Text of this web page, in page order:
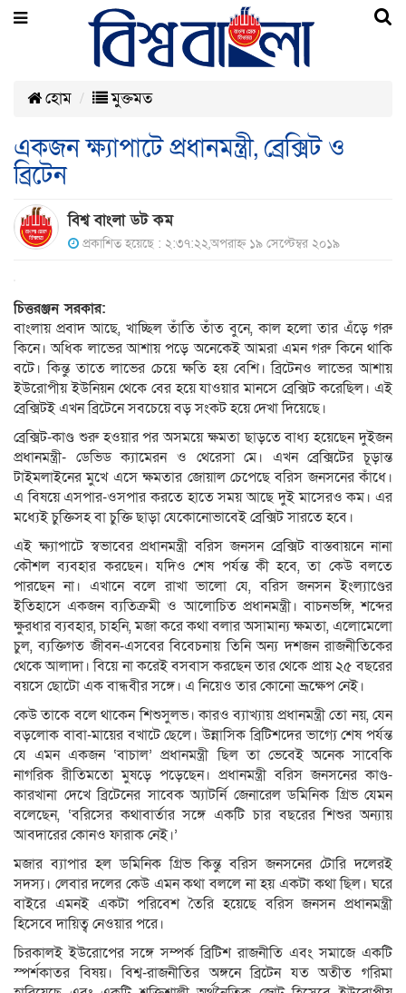
হোম মুক্তমত
একজন ক্ষ্যাপাটে প্রধানমন্ত্রী, ব্রেক্সিট ও
ব্রিটেন
বিশ্ব বাংলা ডট কম
প্রকাশিত হয়েছে : ২:৩৭:২২,অপরাহ্ন ১৯ সেপ্টেম্বর ২০১৯
চিত্তরঞ্জন সরকার:
বাংলায় প্রবাদ আছে, খাচ্ছিল তাঁতি তাঁত বুনে, কাল হলো তার এঁড়ে গরু
কিনে। অধিক লাভের আশায় পড়ে অনেকেই আমরা এমন গরু কিনে থাকি
বটে। কিন্তু তাতে লাভের চেয়ে ক্ষতি হয় বেশি। ব্রিটেনও লাভের আশায়
ইউরোপীয় ইউনিয়ন থেকে বের হয়ে যাওয়ার মানসে ব্রেক্সিট করেছিল। এই
ব্রেক্সিটই এখন ব্রিটেনে সবচেয়ে বড় সংকট হয়ে দেখা দিয়েছে।
ব্রেক্সিট-কাণ্ড শুরু হওয়ার পর অসময়ে ক্ষমতা ছাড়তে বাধ্য হয়েছেন দুইজন
প্রধানমন্ত্রী- ডেভিড ক্যামেরন ও থেরেসা মে। এখন ব্রেক্সিটের চূড়ান্ত
টাইমলাইনের মুখে এসে ক্ষমতার জোয়াল চেপেছে বরিস জনসনের কাঁধে।
এ বিষয়ে এসপার-ওসপার করতে হাতে সময় আছে দুই মাসেরও কম। এর
মধ্যেই চুক্তিসহ বা চুক্তি ছাড়া যেকোনোভাবেই ব্রেক্সিট সারতে হবে।
এই ক্ষ্যাপাটে স্বভাবের প্রধানমন্ত্রী বরিস জনসন ব্রেক্সিট বাস্তবায়নে নানা
কৌশল ব্যবহার করছেন। যদিও শেষ পর্যন্ত কী হবে, তা কেউ বলতে
পারছেন না। এখানে বলে রাখা ভালো যে, বরিস জনসন ইংল্যাণ্ডের
ইতিহাসে একজন ব্যতিক্রমী ও আলোচিত প্রধানমন্ত্রী। বাচনভঙ্গি, শব্দের
ক্ষুরধার ব্যবহার, চাহনি, মজা করে কথা বলার অসামান্য ক্ষমতা, এলোমেলো
চুল, ব্যক্তিগত জীবন-এসবের বিবেচনায় তিনি অন্য দশজন রাজনীতিকের
থেকে আলাদা। বিয়ে না করেই বসবাস করছেন তার থেকে প্রায় ২৫ বছরের
বয়সে ছোটো এক বান্ধবীর সঙ্গে। এ নিয়েও তার কোনো ভ্রূক্ষেপ নেই।
কেউ তাকে বলে থাকেন শিশুসুলভ। কারও ব্যাখ্যায় প্রধানমন্ত্রী তো নয়, যেন
বড়লোক বাবা-মায়ের বখাটে ছেলে। উন্নাসিক ব্রিটিশদের ভাগ্যে শেষ পর্যন্ত
যে এমন একজন ‘বাচাল’ প্রধানমন্ত্রী ছিল তা ভেবেই অনেক সাবেকি
নাগরিক রীতিমতো মুষড়ে পড়েছেন। প্রধানমন্ত্রী বরিস জনসনের কাণ্ড-
কারখানা দেখে ব্রিটেনের সাবেক অ্যাটর্নি জেনারেল ডমিনিক গ্রিভ যেমন
বলেছেন, ‘বরিসের কথাবার্তার সঙ্গে একটি চার বছরের শিশুর অন্যায়
আবদারের কোনও ফারাক নেই।’
মজার ব্যাপার হল ডমিনিক গ্রিভ কিন্তু বরিস জনসনের টোরি দলেরই
সদস্য। লেবার দলের কেউ এমন কথা বললে না হয় একটা কথা ছিল। ঘরে
বাইরে এমনই একটা পরিবেশ তৈরি হয়েছে বরিস জনসন প্রধানমন্ত্রী
হিসেবে দায়িত্ব নেওয়ার পরে।
চিরকালই ইউরোপের সঙ্গে সম্পর্ক ব্রিটিশ রাজনীতি এবং সমাজে একটি
স্পর্শকাতর বিষয়। বিশ্ব-রাজনীতির অঙ্গনে ব্রিটেন যত অতীত গরিমা